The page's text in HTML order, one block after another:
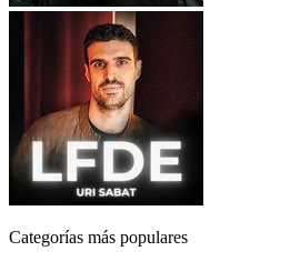
Categorías más populares